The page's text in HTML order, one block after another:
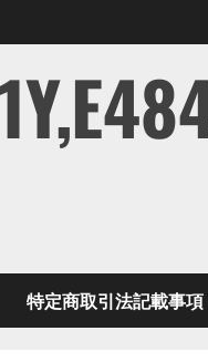
特定商取引法記載事項